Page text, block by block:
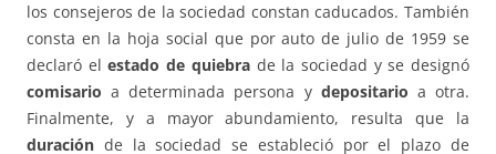
los consejeros de la sociedad constan caducados. También
consta en la hoja social que por auto de julio de 1959 se
declaró elestado de quiebrade la sociedad y se designó
comisario a determinada persona y depositario a otra.
Finalmente, y a mayor abundamiento, resulta que la
duración de la sociedad se estableció por el plazo de